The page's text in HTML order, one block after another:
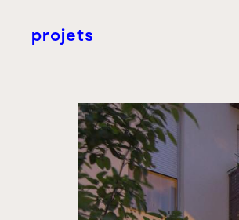
projets